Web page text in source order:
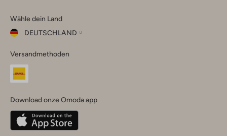
Instagram
Facebook
TikTok
Wähle dein Land
DEUTSCHLAND
dein
Land
Belgique(Français)
Deutschland
Versandmethoden
Download onze Omoda app